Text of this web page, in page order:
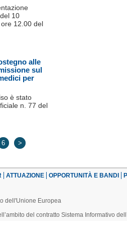
10
12.00 del
alle
sul
per
è stato
n. 77 del
6 >
ATTUAZIONE OPPORTUNITÀ E BANDI
dell'Unione Europea
del contratto Sistema Informativo